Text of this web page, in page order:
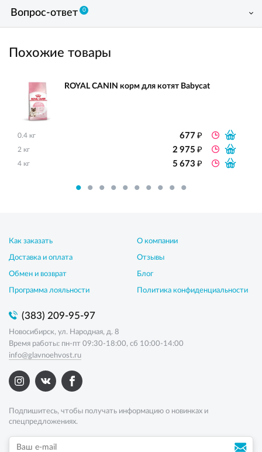
Вопрос-ответ 0
Похожие товары
ROYAL CANIN корм для котят Babycat
0.4 кг 677₽
2 кг 2 975₽
4 кг 5 673₽
Как заказать
Доставка и оплата
Обмен и возврат
Программа лояльности
О компании
Отзывы
Блог
Политика конфиденциальности
(383) 209-95-97
Новосибирск, ул. Народная, д. 8
Время работы: пн-пт 09:30-18:00, сб 10:00-14:00
info@glavnoehvost.ru
Подпишитесь, чтобы получать информацию о новинках и
спецпредложениях.